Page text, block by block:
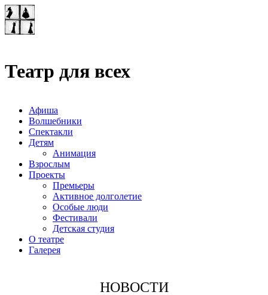
Театр для всех
Афиша
Волшебники
Спектакли
Детям
Анимация
Взрослым
Проекты
Премьеры
Активное долголетие
Особые люди
Фестивали
Детская студия
О театре
Галерея
НОВОСТИ